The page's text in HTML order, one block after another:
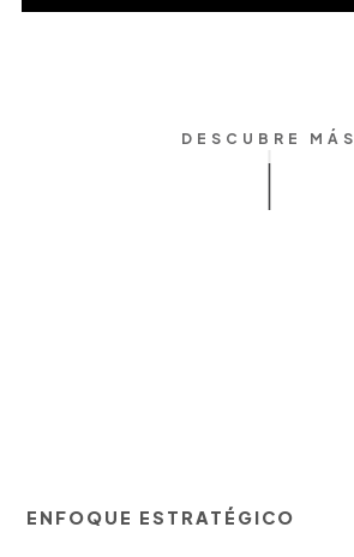
DESCUBRE MÁS
ENFOQUE ESTRATÉGICO